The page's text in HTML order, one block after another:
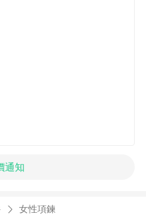
通知
女性項鍊